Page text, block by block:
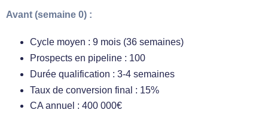
Avant (semaine 0) :
Cycle moyen : 9 mois (36 semaines)
Prospects en pipeline : 100
Durée qualification : 3-4 semaines
Taux de conversion final : 15%
CA annuel : 400 000€